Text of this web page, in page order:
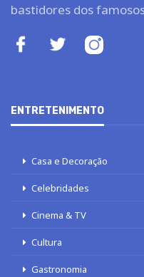
bastidores dos
ENTRETENIMENTO
Casa e Decoração
Celebridades
Cinema & TV
Cultura
Gastronomia